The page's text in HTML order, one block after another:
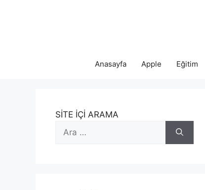
Anasayfa Apple Eğitim
SİTE İÇİ ARAMA
için